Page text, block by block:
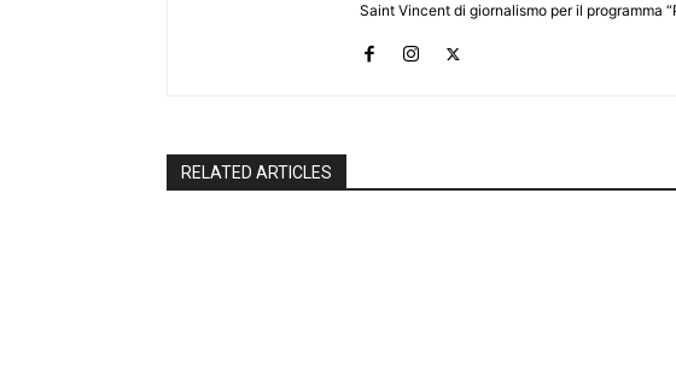
Saint Vincent di giornalismo per il programma
RELATED ARTICLES